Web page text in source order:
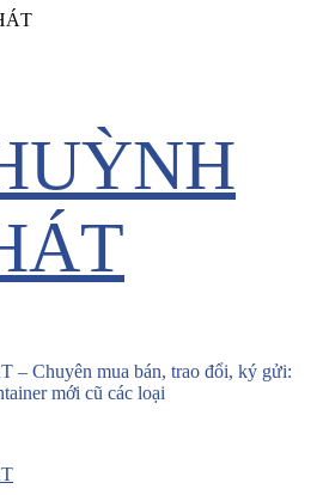
Chuyên mua bán, trao đổi, ký gửi:
mới cũ các loại